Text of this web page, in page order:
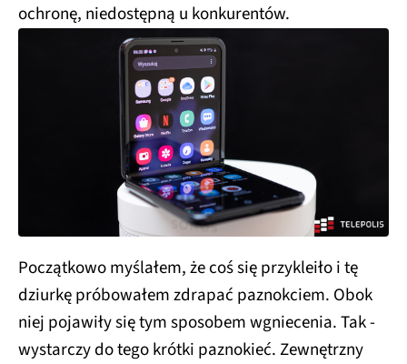
ochronę, niedostępną u konkurentów.
Początkowo myślałem, że coś się przykleiło i tę
dziurkę próbowałem zdrapać paznokciem. Obok
niej pojawiły się tym sposobem wgniecenia. Tak -
wystarczy do tego krótki paznokieć. Zewnętrzny